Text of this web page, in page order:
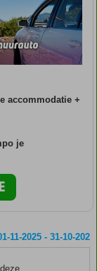
accommodatie +
je
11-2025 - 31-10-2026